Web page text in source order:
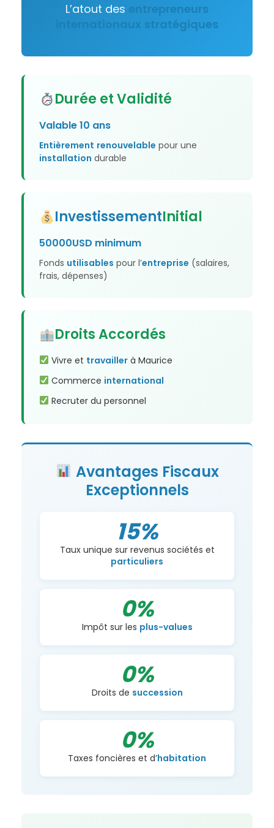
L’atout des entrepreneurs
internationaux stratégiques
Durée et Validité
Valable 10 ans
Entièrement renouvelable pour une
installation durable
InvestissementInitial
50000USD minimum
Fonds utilisables pour l’entreprise (salaires,
frais, dépenses)
Droits Accordés
Vivre et travaillerà Maurice
Commerce international
Recruter du personnel
Avantages Fiscaux
Exceptionnels
15%
Taux unique sur revenus sociétés et
particuliers
0%
Impôt sur les plus-values
0%
Droits de succession
0%
Taxes foncières et d’habitation